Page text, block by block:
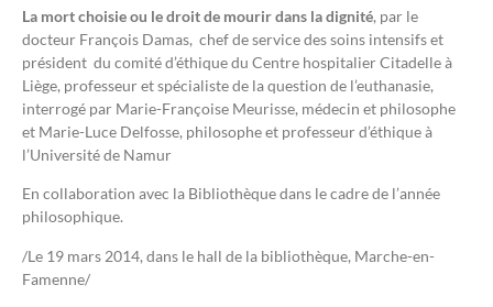
La mort choisie ou le droit de mourir dans la dignité, par le
docteur François Damas, chef de service des soins intensifs et
président du comité d’éthique du Centre hospitalier Citadelle à
Liège, professeur et spécialiste de la question de l’euthanasie,
interrogé par Marie-Françoise Meurisse, médecin et philosophe
et Marie-Luce Delfosse, philosophe et professeur d’éthique à
l’Université de Namur
En collaboration avec la Bibliothèque dans le cadre de l’année
philosophique.
/Le 19 mars 2014, dans le hall de la bibliothèque, Marche-en-
Famenne/